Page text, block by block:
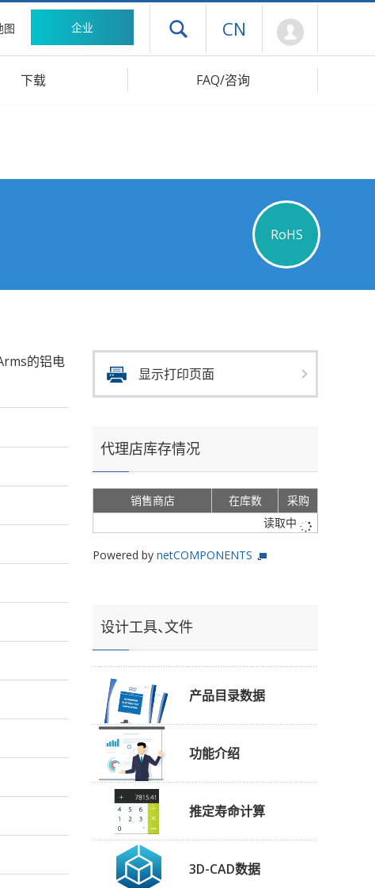
图 企业 打开抽屉菜单
CN
下载 FAQ/咨询
RoHS
的铝电
显示打印页面
代理店库存情况
销售商店 在库数
采购
读取中
Powered by netCOMPONENTS
设计工具、文件
产品目录数据
功能介绍
推定寿命计算
3D-CAD数据